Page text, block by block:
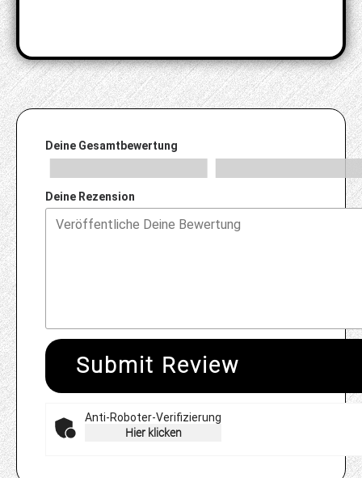
Deine Gesamtbewertung
Deine Rezension
Submit Review
Anti-Roboter-Verifizierung
Hier klicken